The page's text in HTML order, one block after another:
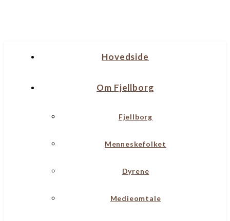
Hovedside
Om Fjellborg
Fjellborg
Menneskefolket
Dyrene
Medieomtale